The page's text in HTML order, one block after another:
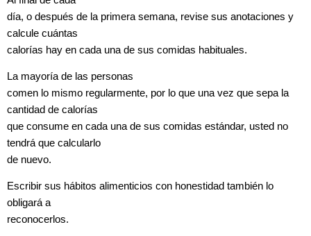
día, o después de la primera semana, revise sus anotaciones y
calcule cuántas
calorías hay en cada una de sus comidas habituales.
La mayoría de las personas
comen lo mismo regularmente, por lo que una vez que sepa la
cantidad de calorías
que consume en cada una de sus comidas estándar, usted no
tendrá que calcularlo
de nuevo.
Escribir sus hábitos alimenticios con honestidad también lo
obligará a
reconocerlos.